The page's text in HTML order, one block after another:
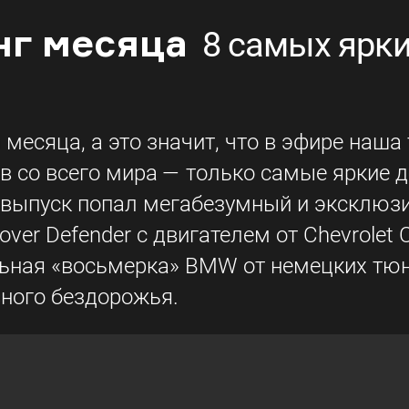
месяца 8 самых
а это значит, что в эфире
со всего мира — только самые
выпуск попал мегабезумный и
Defender с двигателем от
«восьмерка» BMW от немецких
бездорожья.